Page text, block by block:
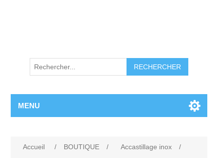
RECHERCHER
MENU
Accueil / BOUTIQUE / Accastillage inox
/